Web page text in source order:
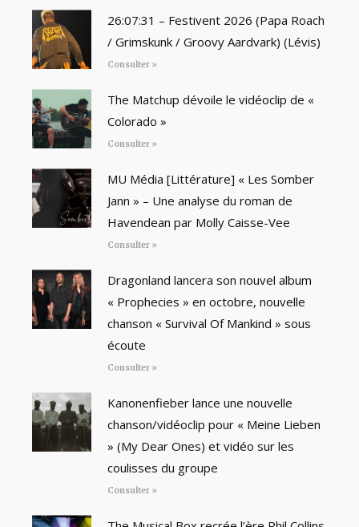
26:07:31 – Festivent 2026 (Papa Roach
/ Grimskunk / Groovy Aardvark) (Lévis)
Consulter »
The Matchup dévoile le vidéoclip de «
Colorado »
Consulter »
MU Média [Littérature] « Les Somber
Jann » – Une analyse du roman de
Havendean par Molly Caisse-Vee
Consulter »
Dragonland lancera son nouvel album
« Prophecies » en octobre, nouvelle
chanson « Survival Of Mankind » sous
écoute
Consulter »
Kanonenfieber lance une nouvelle
chanson/vidéoclip pour « Meine Lieben
» (My Dear Ones) et vidéo sur les
coulisses du groupe
Consulter »